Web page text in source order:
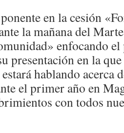
en la cesión
la mañana del
enfocando
presentación en la
hablando acerca
el primer año en
con todos